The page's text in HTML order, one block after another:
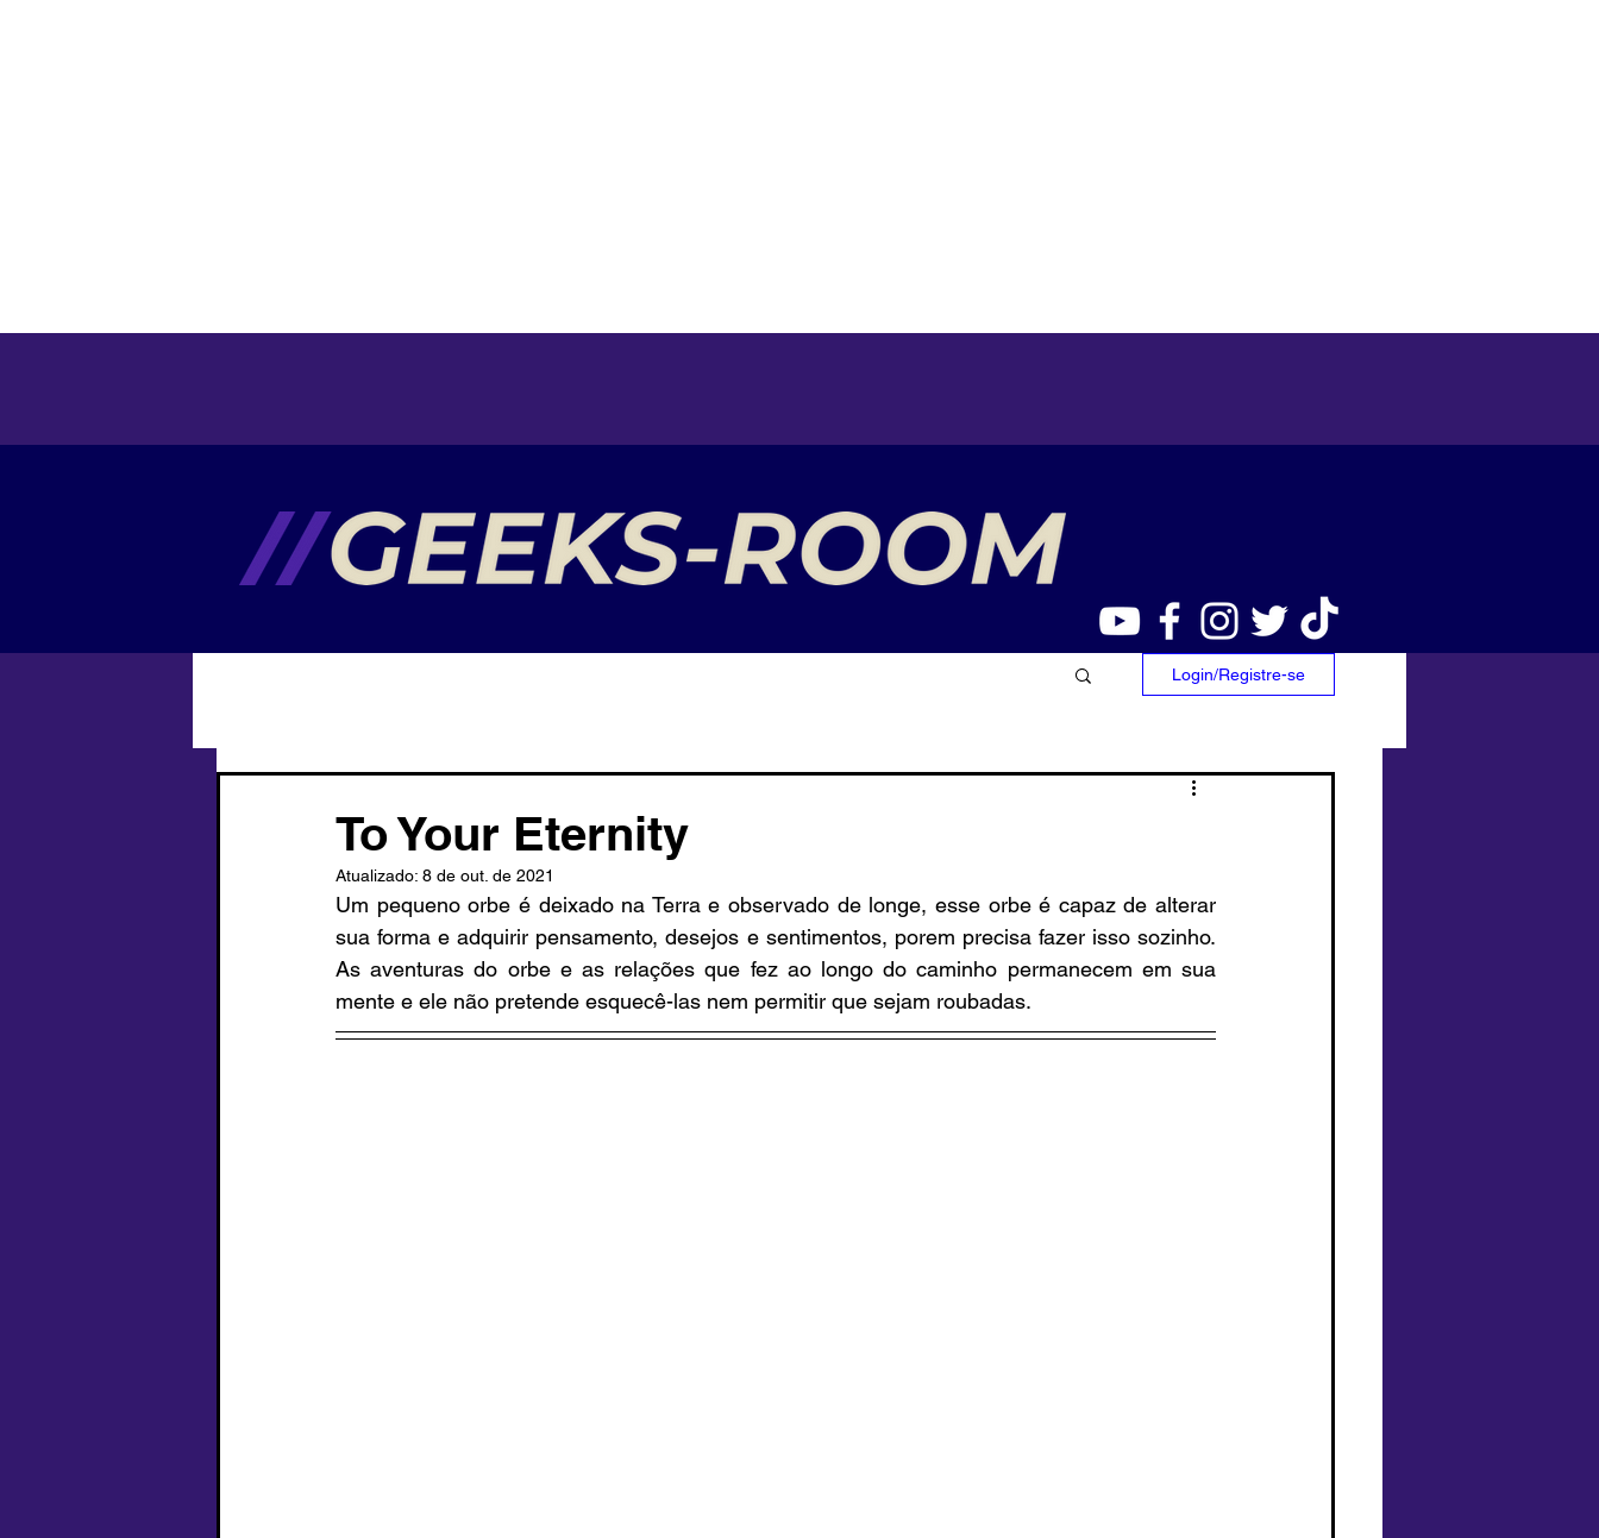
Login/Registre-se
To Your Eternity
Atualizado: 8 de out. de 2021
Um pequeno orbe é deixado na Terra e observado de longe, esse orbe é capaz de alterar
sua forma e adquirir pensamento, desejos e sentimentos, porem precisa fazer isso sozinho.
As aventuras do orbe e as relações que fez ao longo do caminho permanecem em sua
mente e ele não pretende esquecê-las nem permitir que sejam roubadas.